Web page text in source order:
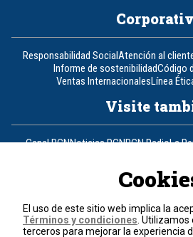
Responsabilidad SocialAtención al
Informe de sostenibilidadCódigo
Ventas InternacionalesLínea
Visite
Canal RCNNoticias RCNRCN RadioLa
Un producto de RCN
Teléfono+57 (601)
El uso de este sitio web implica la
Términos y condiciones .
terceros para mejorar la experiencia